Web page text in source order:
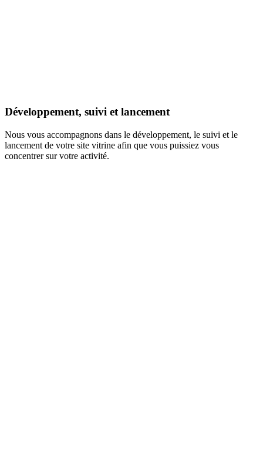
Développement, suivi et lancement
Nous vous accompagnons dans le développement, le suivi et le
lancement de votre site vitrine afin que vous puissiez vous
concentrer sur votre activité.